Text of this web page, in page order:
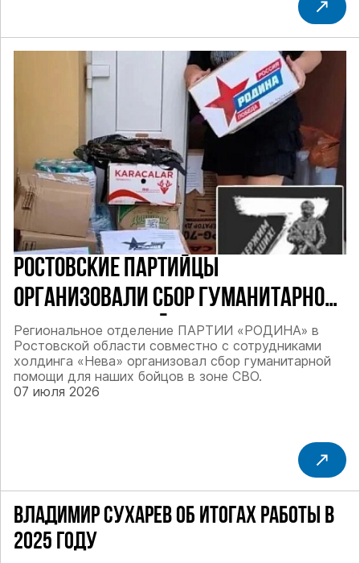
РОСТОВСКИЕ ПАРТИЙЦЫ
ОРГАНИЗОВАЛИ СБОР ГУМАНИТАРНОЙ
ПОМОЩИ ДЛЯ БОЙЦОВ СВО
Региональное отделение ПАРТИИ «РОДИНА» в
Ростовской области совместно с сотрудниками
холдинга «Нева» организовал сбор гуманитарной
помощи для наших бойцов в зоне СВО.
07 июля 2026
ВЛАДИМИР СУХАРЕВ ОБ ИТОГАХ РАБОТЫ В
2025 ГОДУ